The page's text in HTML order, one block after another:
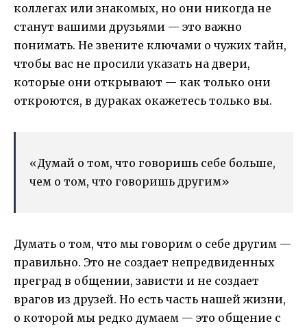
коллегах или знакомых, но они никогда не
станут вашими друзьями — это важно
понимать. Не звените ключами о чужих тайн,
чтобы вас не просили указать на двери,
которые они открывают — как только они
откроются, в дураках окажетесь только вы.
«Думай о том, что говоришь себе больше,
чем о том, что говоришь другим»
Думать о том, что мы говорим о себе другим —
правильно. Это не создает непредвиденных
преград в общении, зависти и не создает
врагов из друзей. Но есть часть нашей жизни,
о которой мы редко думаем — это общение с